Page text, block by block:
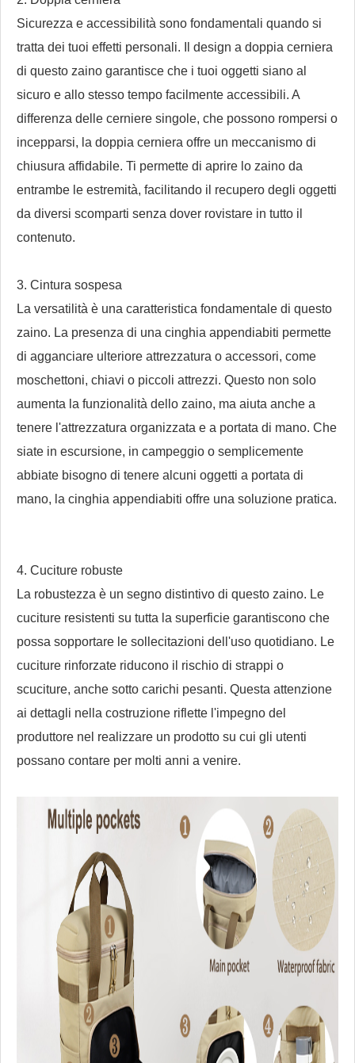
Sicurezza e accessibilità sono fondamentali quando si
tratta dei tuoi effetti personali. Il design a doppia cerniera
di questo zaino garantisce che i tuoi oggetti siano al
sicuro e allo stesso tempo facilmente accessibili. A
differenza delle cerniere singole, che possono rompersi o
incepparsi, la doppia cerniera offre un meccanismo di
chiusura affidabile. Ti permette di aprire lo zaino da
entrambe le estremità, facilitando il recupero degli oggetti
da diversi scomparti senza dover rovistare in tutto il
contenuto.
3. Cintura sospesa
La versatilità è una caratteristica fondamentale di questo
zaino. La presenza di una cinghia appendiabiti permette
di agganciare ulteriore attrezzatura o accessori, come
moschettoni, chiavi o piccoli attrezzi. Questo non solo
aumenta la funzionalità dello zaino, ma aiuta anche a
tenere l'attrezzatura organizzata e a portata di mano. Che
siate in escursione, in campeggio o semplicemente
abbiate bisogno di tenere alcuni oggetti a portata di
mano, la cinghia appendiabiti offre una soluzione pratica.
4. Cuciture robuste
La robustezza è un segno distintivo di questo zaino. Le
cuciture resistenti su tutta la superficie garantiscono che
possa sopportare le sollecitazioni dell'uso quotidiano. Le
cuciture rinforzate riducono il rischio di strappi o
scuciture, anche sotto carichi pesanti. Questa attenzione
ai dettagli nella costruzione riflette l'impegno del
produttore nel realizzare un prodotto su cui gli utenti
possano contare per molti anni a venire.